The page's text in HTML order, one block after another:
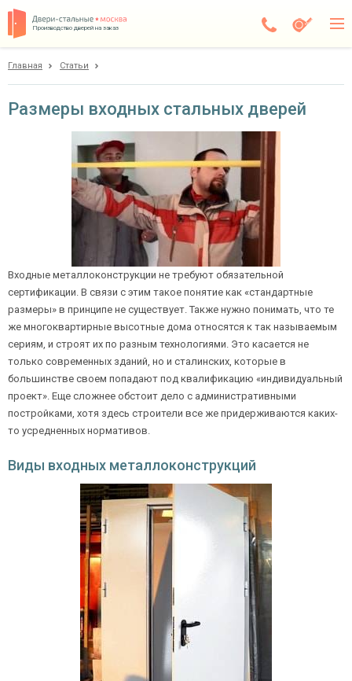
Производство дверей на заказ
Доставка
Установка
Галерея
Акции
Покупателям
О компании
Контакты
Ежедневно с 08:00 до 24:00
+7 (495) 409-24-70
Главная Статьи
Размеры входных стальных дверей
Входные металлоконструкции не требуют обязательной
сертификации. В связи с этим такое понятие как «стандартные
размеры» в принципе не существует. Также нужно понимать, что те
же многоквартирные высотные дома относятся к так называемым
сериям, и строят их по разным технологиями. Это касается не
только современных зданий, но и сталинских, которые в
большинстве своем попадают под квалификацию «индивидуальный
проект». Еще сложнее обстоит дело с административными
постройками, хотя здесь строители все же придерживаются каких-
то усредненных нормативов.
Виды входных металлоконструкций